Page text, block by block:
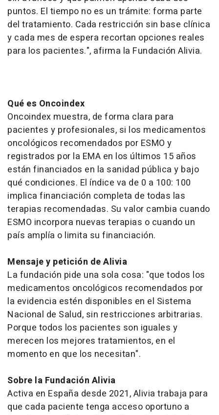
puntos. El tiempo no es un trámite: forma parte
del tratamiento. Cada restricción sin base clínica
y cada mes de espera recortan opciones reales
para los pacientes.", afirma la Fundación Alivia.
Qué es Oncoindex
Oncoindex muestra, de forma clara para
pacientes y profesionales, si los medicamentos
oncológicos recomendados por ESMO y
registrados por la EMA en los últimos 15 años
están financiados en la sanidad pública y bajo
qué condiciones. El índice va de 0 a 100: 100
implica financiación completa de todas las
terapias recomendadas. Su valor cambia cuando
ESMO incorpora nuevas terapias o cuando un
país amplía o limita su financiación.
Mensaje y petición de Alivia
La fundación pide una sola cosa: "que todos los
medicamentos oncológicos recomendados por
la evidencia estén disponibles en el Sistema
Nacional de Salud, sin restricciones arbitrarias.
Porque todos los pacientes son iguales y
merecen los mejores tratamientos, en el
momento en que los necesitan".
Sobre la Fundación Alivia
Activa en España desde 2021, Alivia trabaja para
que cada paciente tenga acceso oportuno a